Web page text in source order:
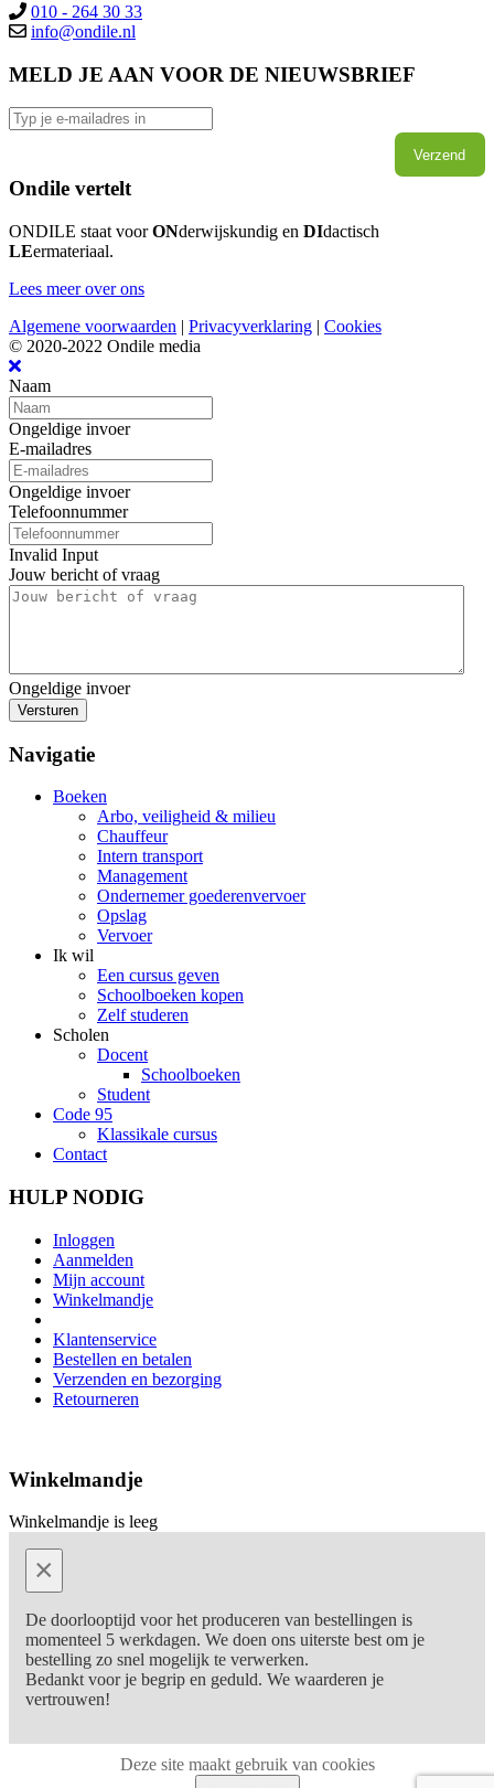
010 - 264 30 33
info@ondile.nl
MELD JE AAN VOOR DE NIEUWSBRIEF
Verzend
Ondile vertelt
ONDILE staat voorONderwijskundig en DIdactisch
LEermateriaal.
Lees meer over ons
Algemene voorwaarden | Privacyverklaring | Cookies
© 2020-2022 Ondile media
Naam
Ongeldige invoer
E-mailadres
Ongeldige invoer
Telefoonnummer
Invalid Input
Jouw bericht of vraag
Ongeldige invoer
Versturen
Navigatie
Boeken
Arbo, veiligheid & milieu
Chauffeur
Intern transport
Management
Ondernemer goederenvervoer
Opslag
Vervoer
Ik wil
Een cursus geven
Schoolboeken kopen
Zelf studeren
Scholen
Docent
Schoolboeken
Student
Code 95
Klassikale cursus
Contact
HULP NODIG
Inloggen
Aanmelden
Mijn account
Winkelmandje
Klantenservice
Bestellen en betalen
Verzenden en bezorging
Retourneren
Winkelmandje
Winkelmandje is leeg
×
De doorlooptijd voor het produceren van bestellingen is
momenteel 5 werkdagen. We doen ons uiterste best om je
bestelling zo snel mogelijk te verwerken.
Bedankt voor je begrip en geduld. We waarderen je
vertrouwen!
Deze site maakt gebruik van cookies